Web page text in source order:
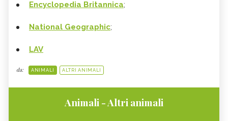
Encyclopedia Britannica;
National Geographic;
LAV
da: ANIMALI ALTRI ANIMALI
Animali - Altri animali